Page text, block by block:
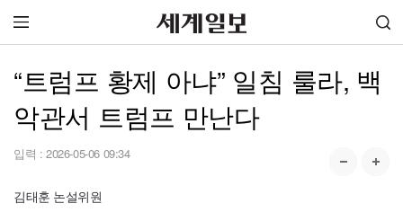
“트럼프 황제 아냐” 일침 룰라, 백
악관서 트럼프 만난다
입력 : 2026-05-06 09:34
김태훈 논설위원